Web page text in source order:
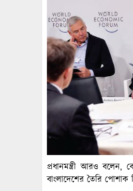
প্রধানমন্ত্রী আরও বলেন,
বাংলাদেশের তৈরি